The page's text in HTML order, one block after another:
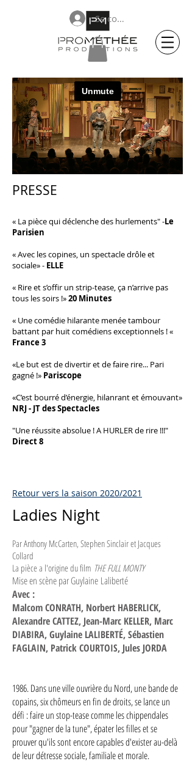
Se connecter
PRESSE
« La pièce quidéclenchedes hurlements" -Le
Parisien
« Avec lescopines, un spectacledrôleet
sociale»- ELLE
« Rire et s’offir un strip-tease, ça n’arrive pas
tous les soirs !»20 Minutes
« Une comédie hilarante menée tambour
battant par huit comédiens exceptionnels ! «
France 3
«Le but est de divertir et de faire rire... Pari
gagné !» Pariscope
«C’est bourré d’énergie, hilanrant et émouvant»
NRJ - JT des Spectacles
"Une réussite absolue ! A HURLER de rire !!!"
Direct 8
Retour vers la saison 2020/2021
Ladies Night
Par Anthony McCarten, Stephen Sinclair et Jacques
Collard
La pièce a l'origine du film THE FULL MONTY
Mise en scène par Guylaine Laliberté
Avec :
Malcom CONRATH, Norbert HABERLICK,
Alexandre CATTEZ, Jean-Marc KELLER, Marc
DIABIRA, Guylaine LALIBERTÉ, Sébastien
FAGLAIN, Patrick COURTOIS, Jules JORDA
1986. Dans une ville ouvrière du Nord, une bande de
copains, six chômeurs en fin de droits, se lance un
défi : faire un stop-tease comme les chippendales
pour "gagner de la tune", épater les filles et se
prouver qu'ils sont encore capables d'exister au-delà
de leur détresse sociale, familiale et morale.